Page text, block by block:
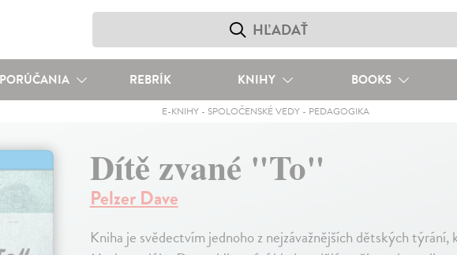
REBRÍK KNIHY BOOKS
E-KNIHY - SPOLOČENSKÉ VEDY - PEDAGOGIKA
Dítě zvané "To"
Pelzer Dave
Kniha je svědectvím jednoho z nejzávažnějších dětských